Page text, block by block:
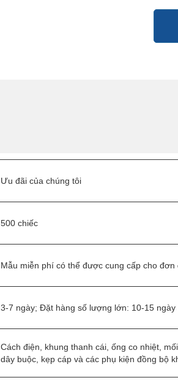
Ưu đãi của chúng tôi
500 chiếc
Mẫu miễn phí có thể được cung cấp cho
3-7 ngày; Đặt hàng số lượng lớn: 10-15
Cách điện, khung thanh cái, ống co nhiệt,
dây buộc, kẹp cáp và các phụ kiện đồng bộ